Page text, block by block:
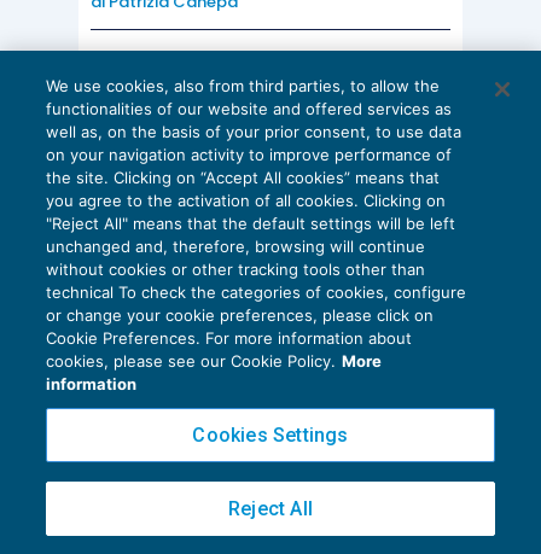
EU AI Act e studi professionali: le
scadenze concrete
27 Luglio 2026
di Diego BarberieStefano Dovier
Privacy Policy
Cookie Policy
Copyright 2016 ©Gruppo Euroconference S.p.A.v2.32.2
Piazza Luigi Einaudi, 10N01 - 20124 Milano - info@ecnews.it
We use cookies, also from third parties, to allow the
functionalities of our website and offered services as
well as, on the basis of your prior consent, to use data
on your navigation activity to improve performance of
the site. Clicking on “Accept All cookies” means that
you agree to the activation of all cookies. Clicking on
"Reject All" means that the default settings will be left
unchanged and, therefore, browsing will continue
without cookies or other tracking tools other than
technical To check the categories of cookies, configure
or change your cookie preferences, please click on
Cookie Preferences. For more information about
cookies, please see our Cookie Policy. More
information
Cookies Settings
Reject All